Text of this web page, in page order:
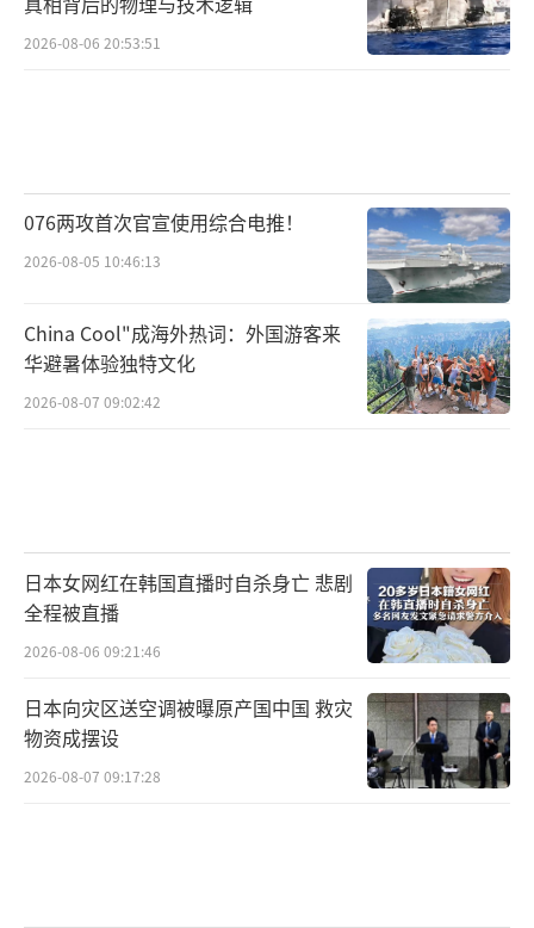
2026-08-06 20:53:51
076两攻首次官宣使用综合电推！
2026-08-05 10:46:13
China Cool"成海外热词：外国游客来
华避暑体验独特文化
2026-08-07 09:02:42
日本女网红在韩国直播时自杀身亡 悲剧
全程被直播
2026-08-06 09:21:46
日本向灾区送空调被曝原产国中国 救灾
物资成摆设
2026-08-07 09:17:28